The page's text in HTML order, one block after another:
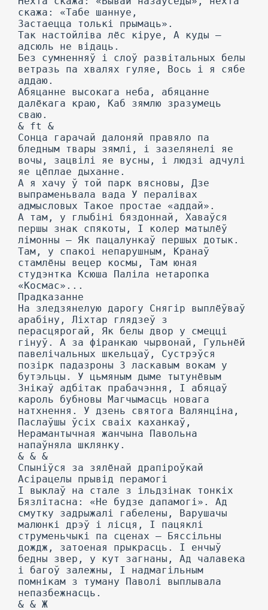
скажа: «Табе шаннуе,
Застаецца толькі прымаць».
Так настойліва лёс кіруе, А куды —
адсюль не відаць.
Без сумненняў і слоў развітальных белы
ветразь па хвалях гуляе, Вось і я сябе
аддаю.
Абяцанне высокага неба, абяцанне
далёкага краю, Каб зямлю зразумець
сваю.
& ft &
Сонца гарачай далоняй правяло па
бледным твары зямлі, і зазелянелі яе
вочы, зацвілі яе вусны, і людзі адчулі
яе цёплае дыханне.
А я хачу ў той парк вясновы, Дзе
выпраменьвала вада У пералівах
адмысловых Такое простае «аддай».
А там, у глыбіні бяздоннай, Хаваўся
першы знак спякоты, I колер матылёў
лімонны — Як пацалункаў першых дотык.
Там, у спакоі непарушным, Кранаў
стамлёны вецер космы, Там юная
студэнтка Ксюша Паліла нетаропка
«Космас»...
Прадказанне
На зледзянелую дарогу Снягір выплёўваў
арабіну, Ліхтар глядзеў з
перасцярогай, Як белы двор у смецці
гінуў. А за фіранкаю чырвонай, Гульнёй
павелічальных шкельцаў, Сустрэўся
позірк падазроны 3 ласкавым вокам у
бутэльцы. У цьмяным дыме тытунёвым
Знікаў адбітак прабачэння, I абяцаў
кароль бубновы Магчымасць новага
натхнення. У дзень святога Валянціна,
Паслаўшы ўсіх сваіх каханкаў,
Нерамантычная жанчына Павольна
напаўняла шклянку.
& & &
Спыніўся за зялёнай драпіроўкай
Асірацелы прывід перамогі
I выклаў на стале з ільдзінак тонкіх
Бязлітасна: «Не будзе дапамогі». Ад
смутку задрыжалі габелены, Варушачы
малюнкі дрэў і лісця, I пацяклі
струменьчыкі па сценах — Бяссільны
дождж, затоеная прыкрасць. I енчыў
бедны звер, у кут загнаны, Ад чалавека
і багоў залежны, I надмагільным
помнікам з туману Паволі выплывала
непазбежнасць.
& & Ж